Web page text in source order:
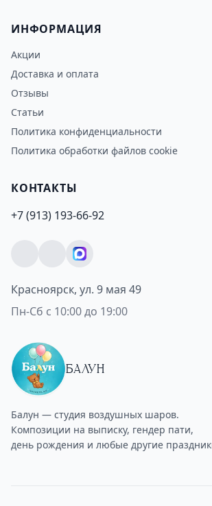
ИНФОРМАЦИЯ
Акции
Доставка и оплата
Отзывы
Статьи
Политика конфиденциальности
Политика обработки файлов cookie
КОНТАКТЫ
+7 (913) 193-66-92
Красноярск, ул. 9 мая 49
Пн-Сб с 10:00 до 19:00
БАЛУН
Балун — студия воздушных шаров.
Композиции на выписку, гендер пати,
день рождения и любые другие